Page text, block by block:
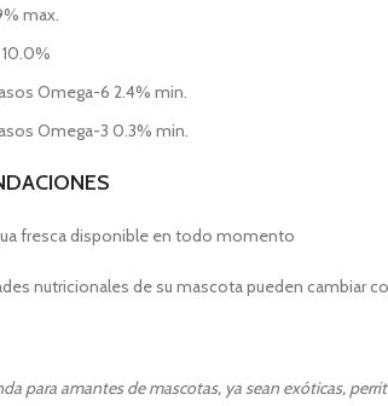
max.
Omega-6 2.4% min.
Omega-3 0.3% min.
fresca disponible en todo momento
nutricionales de su mascota pueden cambiar
para amantes de mascotas, ya sean exóticas,